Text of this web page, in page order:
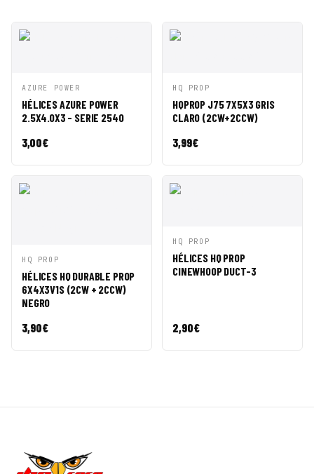
VISTA
RÁPIDA
CESTA
AZURE POWER
HÉLICES AZURE POWER
2.5X4.0X3 - SERIE 2540
3,00€
VISTA
RÁPIDA
CESTA
HQ PROP
HQPROP J75 7X5X3 GRIS
CLARO (2CW+2CCW)
3,99€
VISTA
RÁPIDA
CESTA
HQ PROP
HÉLICES HQ DURABLE PROP
6X4X3V1S (2CW + 2CCW)
NEGRO
3,90€
VISTA
RÁPIDA
CESTA
HQ PROP
HÉLICES HQ PROP
CINEWHOOP DUCT-3
2,90€